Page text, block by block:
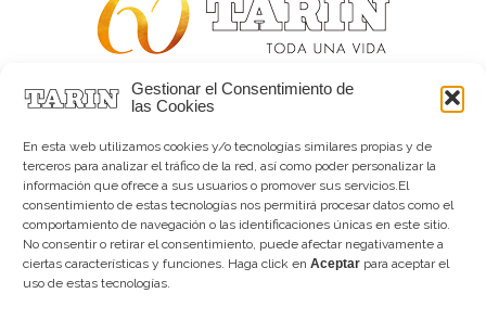
Gestionar el Consentimiento de
las Cookies
En esta web utilizamos cookies y/o tecnologías similares propias y de
terceros para analizar el tráfico de la red, así como poder personalizar la
información que ofrece a sus usuarios o promover sus servicios.El
consentimiento de estas tecnologías nos permitirá procesar datos como el
comportamiento de navegación o las identificaciones únicas en este sitio.
No consentir o retirar el consentimiento, puede afectar negativamente a
ciertas características y funciones. Haga click en Aceptar para aceptar el
uso de estas tecnologías.
Alta joyería desde 1963
Tarín Magazine
Contacto